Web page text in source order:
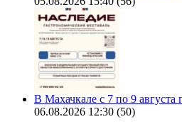
В Махачкале с 7 по 9
06.08.2026 12:30 (50)